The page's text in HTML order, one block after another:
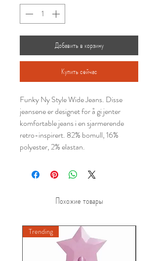
Добавить в корзину
Купить сейчас
Funky Ny Style Wide Jeans. Disse
jeansene er designet for å gi jenter
komfortable jeans i en sjarmerende
retro-inspirert. 82% bomull, 16%
polyester, 2% elastan.
Похожие товары
Trending